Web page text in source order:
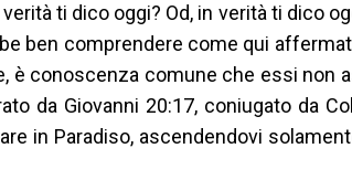
ti dico oggi? Od, in verità ti dico
ben comprendere come qui
è conoscenza comune che essi non
da Giovanni 20:17, coniugato da
in Paradiso, ascendendovi